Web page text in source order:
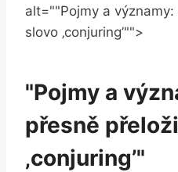
alt=""Pojmy a
slovo ‚conjuring’"">
"Pojmy a
přesně
‚conjuring’"